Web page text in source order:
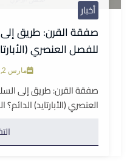
أخبار
صفقة القرن: طريق
للفصل العنصري
مارس 2, 2020
صفقة القرن: طريق إلى
العنصري (الأبارتايد)